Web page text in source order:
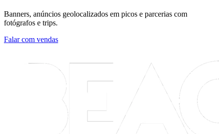
Banners, anúncios geolocalizados em picos e parcerias com
fotógrafos e trips.
Falar com vendas